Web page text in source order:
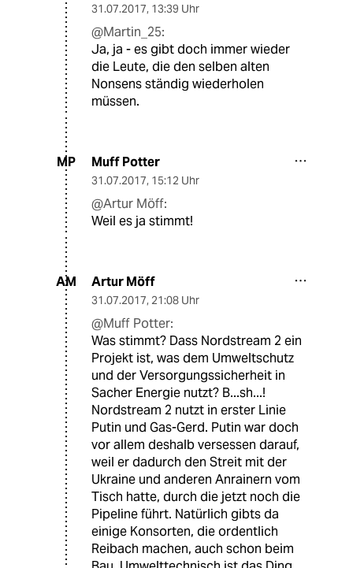
31.07.2017, 13:39 Uhr
@Martin_25:
Ja, ja - es gibt doch immer wieder
die Leute, die den selben alten
Nonsens ständig wiederholen
müssen.
MP Muff Potter
31.07.2017, 15:12 Uhr
@Artur Möff:
Weil es ja stimmt!
AM Artur Möff
31.07.2017, 21:08 Uhr
@Muff Potter:
Was stimmt? Dass Nordstream 2 ein
Projekt ist, was dem Umweltschutz
und der Versorgungssicherheit in
Sacher Energie nutzt? B...sh...!
Nordstream 2 nutzt in erster Linie
Putin und Gas-Gerd. Putin war doch
vor allem deshalb versessen darauf,
weil er dadurch den Streit mit der
Ukraine und anderen Anrainern vom
Tisch hatte, durch die jetzt noch die
Pipeline führt. Natürlich gibts da
einige Konsorten, die ordentlich
Reibach machen, auch schon beim